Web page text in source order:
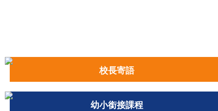
校長寄語
幼小銜接課程